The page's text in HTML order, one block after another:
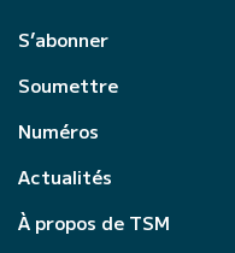
S’abonner
Soumettre
Numéros
Actualités
À propos de TSM